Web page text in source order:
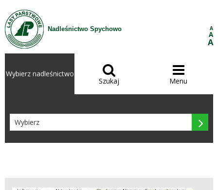
Przejdź do treści
Nadleśnictwo Spychowo A
A
A
Wybierz nadleśnictwo 
Szukaj

Menu
